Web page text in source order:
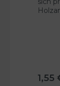
1,55